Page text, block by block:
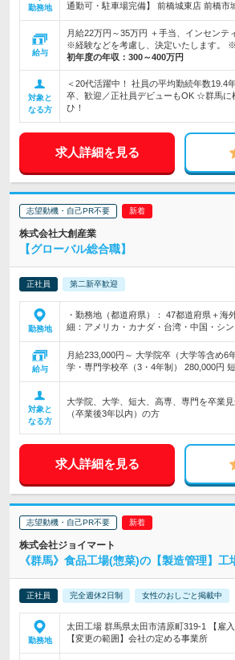
勤務地
通勤可・駐車場完備】 前橋城東店 前橋市
給与
月給22万円～35万円 ＋手当、インセンテ
※経験などを考慮し、決定いたします。
初年度の年収： 300～400万円
対象と
なる方
＜20代活躍中！ 社員の平均勤続年数19.4
卒、歓迎／正社員デビューもOK ☆群馬に
ひ！
求人詳細を見る
志望動機・自己PR不要
株式会社大創産業
【グローバル総合職】
正社員 第二新卒歓迎
勤務地
・勤務地（都道府県）： 47都道府県＋海
細：アメリカ・カナダ・台湾・中国・シン
給与
月給233,000円～ 大学院卒（大学等含め6
学・専門学校卒（3・4年制） 280,000円
対象と
なる方
大学院、大学、短大、高専、専門を卒業
（卒業後3年以内）の方
求人詳細を見る
志望動機・自己PR不要
株式会社ジョイマート
《群馬》食品工場(惣菜)の【製造管理】工
正社員 完全週休2日制 女性のおしごと掲載中
勤務地
太田工場 群馬県太田市清原町319-1 【雇
【変更の範囲】会社の定める事業所